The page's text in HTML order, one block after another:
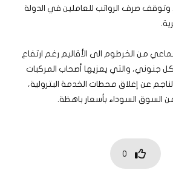
وتوقف صرف الرواتب للعاملين في الدولة
من الخرطوم الى الأقاليم رغم ارتفاع
جنوني، والتي يعزيها أصحاب المركبات
عن إغلاق محطات الخدمة البترولية،
السوداء بأسعار باهظة.
0